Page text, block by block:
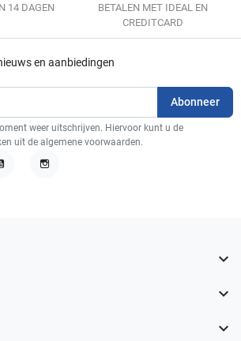
14 DAGEN
BETALEN MET IDEAL EN
CREDITCARD
en aanbiedingen
weer uitschrijven. Hiervoor kunt u de
uit de algemene voorwaarden.


